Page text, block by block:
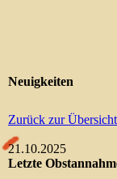
Neuigkeiten
Zurück zur Übersicht
21.10.2025
Letzte